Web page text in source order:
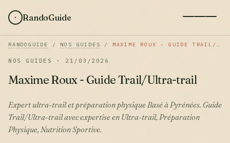
RandoGuide
RANDOGUIDE / NOS GUIDES / MAXIME ROUX - GUIDE TRAIL/ULTRA-TRAIL
NOS GUIDES · 21/03/2026
Maxime Roux - Guide Trail/Ultra-trail
Expert ultra-trail et préparation physique Basé à Pyrénées. Guide
Trail/Ultra-trail avec expertise en Ultra-trail, Préparation
Physique, Nutrition Sportive.